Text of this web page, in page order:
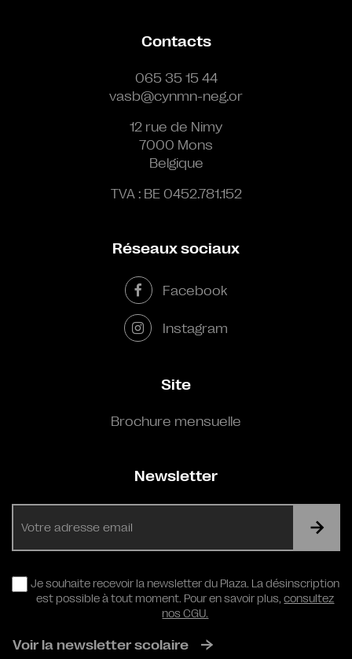
Contacts
065 35 15 44
vasb@cynmn-neg.or
12 rue de Nimy
7000 Mons
Belgique
TVA : BE 0452.781.152
Réseaux sociaux
Facebook
Instagram
Site
Brochure mensuelle
Newsletter
RGPD
Je souhaite recevoir la newsletter du Plaza. La désinscription
est possible à tout moment. Pour en savoir plus,consultez
nos CGU.
Voir la newsletter scolaire